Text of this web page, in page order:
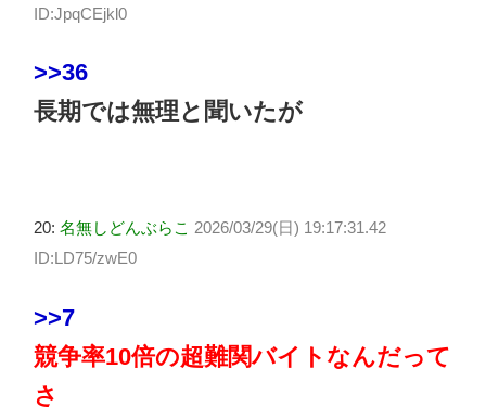
ID:JpqCEjkl0
>>36
長期では無理と聞いたが
20: 名無しどんぶらこ 2026/03/29(日) 19:17:31.42
ID:LD75/zwE0
>>7
競争率10倍の超難関バイトなんだって
さ